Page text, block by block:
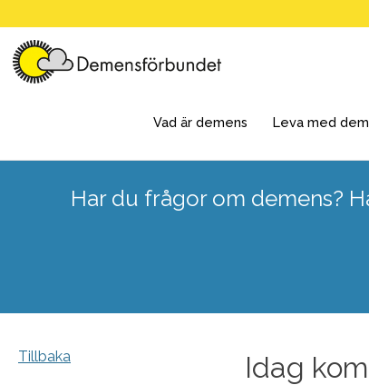
to
content
Vad är demens Leva med
Har du frågor om demens?
Tillbaka
Idag